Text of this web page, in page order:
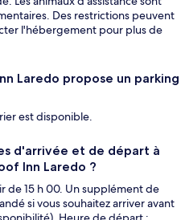
Des restrictions peuvent
l'hébergement pour plus de
Laredo propose un parking
est disponible.
d'arrivée et de départ à
Inn Laredo ?
de 15 h 00. Un supplément de
si vous souhaitez arriver avant